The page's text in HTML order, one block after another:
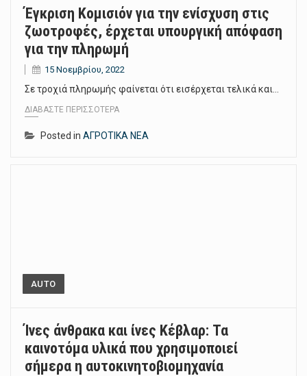
Έγκριση Κομισιόν για την ενίσχυση στις
ζωοτροφές, έρχεται υπουργική απόφαση
για την πληρωμή
15 Νοεμβρίου, 2022
Σε τροχιά πληρωμής φαίνεται ότι εισέρχεται τελικά και…
ΔΙΑΒΆΣΤΕ ΠΕΡΙΣΣΌΤΕΡΑ
Posted in ΑΓΡΟΤΙΚΑ ΝΕΑ
AUTO
Ίνες άνθρακα και ίνες Κέβλαρ: Τα
καινοτόμα υλικά που χρησιμοποιεί
σήμερα η αυτοκινητοβιομηχανία